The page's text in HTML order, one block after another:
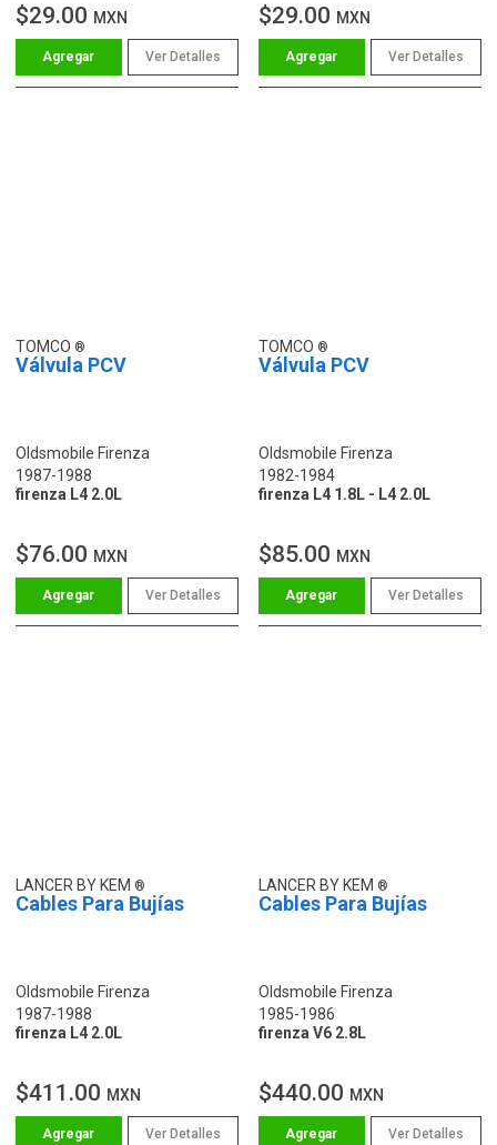
$29.00 MXN
Ver Detalles
$29.00 MXN
Ver Detalles
TOMCO
Válvula PCV
Oldsmobile Firenza
1987-1988
firenza L4 2.0L
$76.00 MXN
Ver Detalles
TOMCO
Válvula PCV
Oldsmobile Firenza
1982-1984
firenza L4 1.8L - L4 2.0L
$85.00 MXN
Ver Detalles
LANCER BY KEM
Cables Para Bujías
Oldsmobile Firenza
1987-1988
firenza L4 2.0L
$411.00 MXN
Ver Detalles
LANCER BY KEM
Cables Para Bujías
Oldsmobile Firenza
1985-1986
firenza V6 2.8L
$440.00 MXN
Ver Detalles